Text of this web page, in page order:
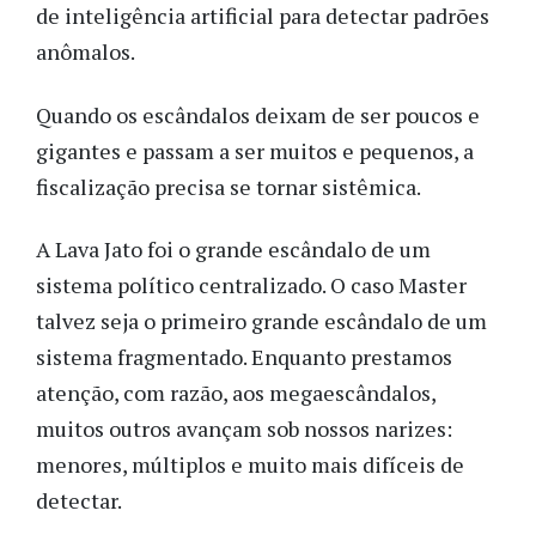
de inteligência artificial para detectar padrões
anômalos.
Quando os escândalos deixam de ser poucos e
gigantes e passam a ser muitos e pequenos, a
fiscalização precisa se tornar sistêmica.
A Lava Jato foi o grande escândalo de um
sistema político centralizado. O caso Master
talvez seja o primeiro grande escândalo de um
sistema fragmentado. Enquanto prestamos
atenção, com razão, aos megaescândalos,
muitos outros avançam sob nossos narizes:
menores, múltiplos e muito mais difíceis de
detectar.